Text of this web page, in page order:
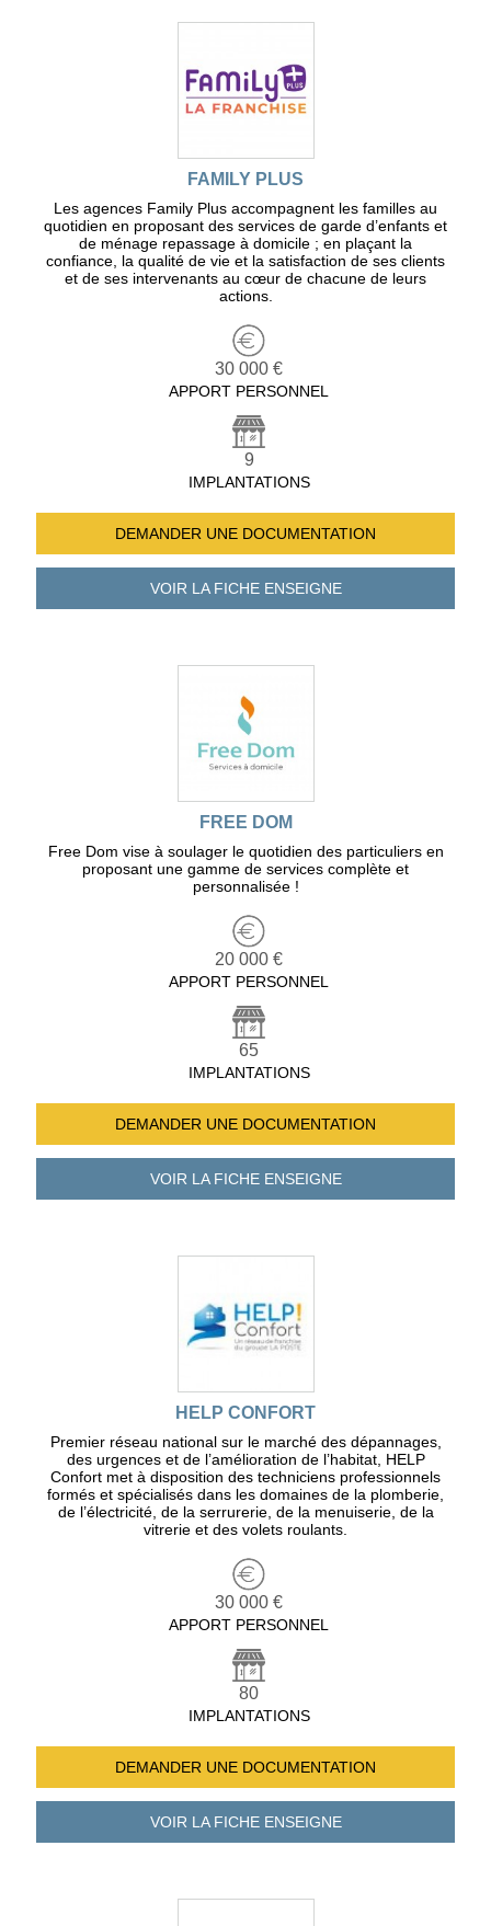
FAMILY PLUS
Les agences Family Plus accompagnent les familles au
quotidien en proposant des services de garde d’enfants et
de ménage repassage à domicile ; en plaçant la
confiance, la qualité de vie et la satisfaction de ses clients
et de ses intervenants au cœur de chacune de leurs
actions.
30 000 €
APPORT PERSONNEL
9
IMPLANTATIONS
DEMANDER UNE DOCUMENTATION
VOIR LA FICHEENSEIGNE
FREE DOM
Free Dom vise à soulager le quotidien des particuliers en
proposant une gamme de services complète et
personnalisée !
20 000 €
APPORT PERSONNEL
65
IMPLANTATIONS
DEMANDER UNE DOCUMENTATION
VOIR LA FICHEENSEIGNE
HELP CONFORT
Premier réseau national sur le marché des dépannages,
des urgences et de l’amélioration de l’habitat, HELP
Confort met à disposition des techniciens professionnels
formés et spécialisés dans les domaines de la plomberie,
de l’électricité, de la serrurerie, de la menuiserie, de la
vitrerie et des volets roulants.
30 000 €
APPORT PERSONNEL
80
IMPLANTATIONS
DEMANDER UNE DOCUMENTATION
VOIR LA FICHEENSEIGNE